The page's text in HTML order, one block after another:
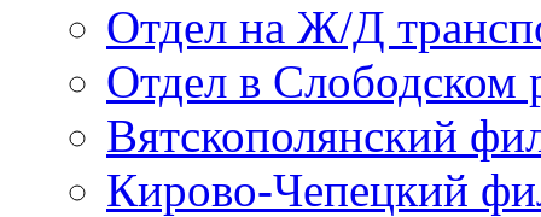
Отдел на Ж/Д
Отдел в Слободском
Вятскополянский
Кирово-Чепецкий